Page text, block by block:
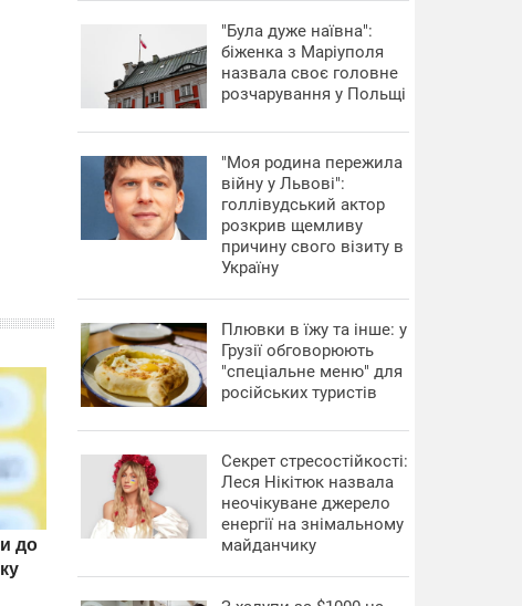
"Була дуже наївна":
біженка з Маріуполя
назвала своє головне
розчарування у Польщі
"Моя родина пережила
війну у Львові":
голлівудський актор
розкрив щемливу
причину свого візиту в
Україну
Плювки в їжу та інше: у
Грузії обговорюють
"спеціальне меню" для
російських туристів
Секрет стресостійкості:
Леся Нікітюк назвала
неочікуване джерело
енергії на знімальному
майданчику